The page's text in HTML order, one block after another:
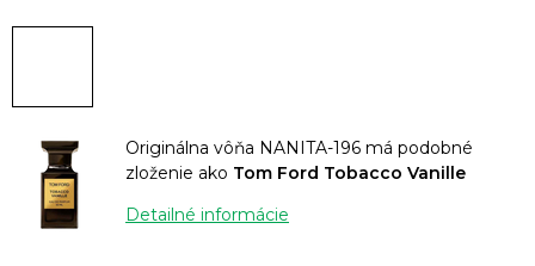
Originálna vôňa NANITA-196 má podobné
zloženie ako Tom Ford Tobacco Vanille
Detailné informácie